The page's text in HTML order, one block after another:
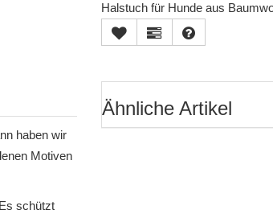
Halstuch für Hunde aus
haben wir
Motiven
schützt
Ähnliche Artikel